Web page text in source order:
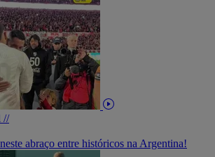
//
abraço entre históricos na Argentina!